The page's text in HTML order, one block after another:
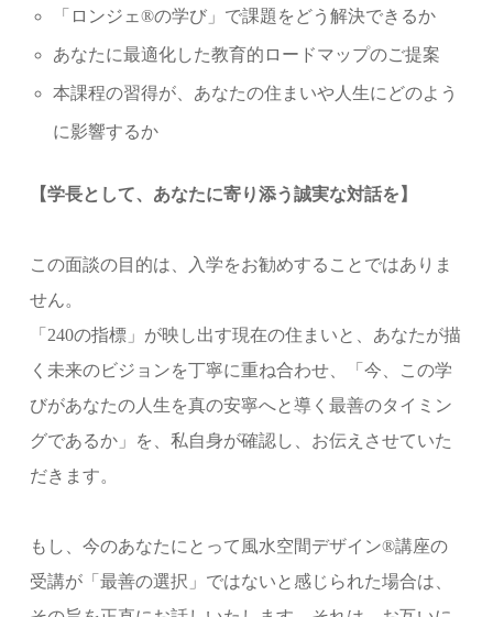
「ロンジェ®の学び」で課題をどう解決できるか
あなたに最適化した教育的ロードマップのご提案
本課程の習得が、あなたの住まいや人生にどのよう
に影響するか
【学長として、あなたに寄り添う誠実な対話を】
この面談の目的は、入学をお勧めすることではありま
せん。
「240の指標」が映し出す現在の住まいと、あなたが描
く未来のビジョンを丁寧に重ね合わせ、「今、この学
びがあなたの人生を真の安寧へと導く最善のタイミン
グであるか」を、私自身が確認し、お伝えさせていた
だきます。
もし、今のあなたにとって風水空間デザイン®講座の
受講が「最善の選択」ではないと感じられた場合は、